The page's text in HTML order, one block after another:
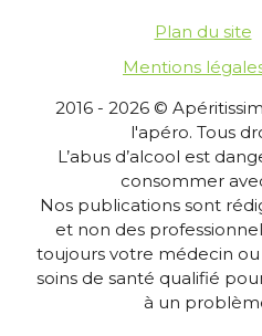
Plan du site
Mentions
2016 - 2026 ©
l'apéro. Tous
L’abus d’alcool est
consommer
Nos publications sont
et non des
toujours votre médecin
soins de santé qualifié
à un